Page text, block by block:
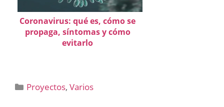
Coronavirus: qué es, cómo se
propaga, síntomas y cómo
evitarlo
Categorías
Proyectos,Varios